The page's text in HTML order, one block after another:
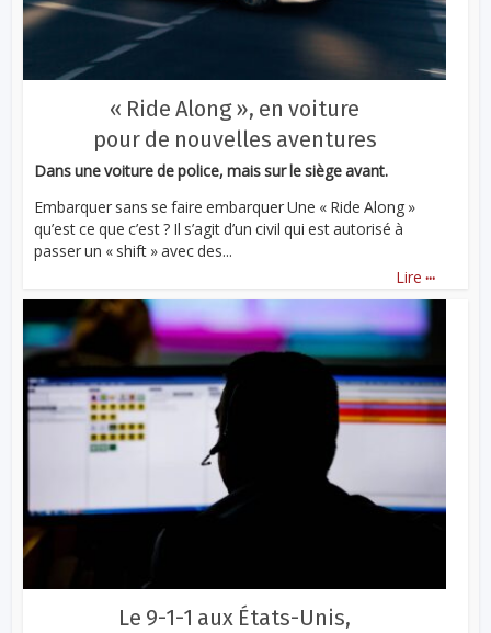
« Ride Along », en voiture
pour de nouvelles aventures
Dans une voiture de police, mais sur le siège avant.
Embarquer sans se faire embarquer Une « Ride Along »
qu’est ce que c’est ? Il s’agit d’un civil qui est autorisé à
passer un « shift » avec des...
Lire ...
Le 9-1-1 aux États-Unis,